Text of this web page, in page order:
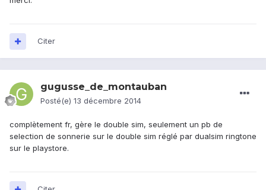
Citer
gugusse_de_montauban
Posté(e) 13 décembre 2014
complètement fr, gère le double sim, seulement un pb de
selection de sonnerie sur le double sim réglé par dualsim ringtone
sur le playstore.